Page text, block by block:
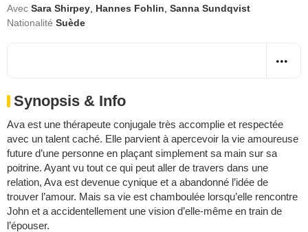
Avec Sara Shirpey Hannes Fohlin Sanna Sundqvist
Nationalité Suède
Synopsis & Info
Ava est une thérapeute conjugale très accomplie et respectée
avec un talent caché. Elle parvient à apercevoir la vie amoureuse
future d’une personne en plaçant simplement sa main sur sa
poitrine. Ayant vu tout ce qui peut aller de travers dans une
relation, Ava est devenue cynique et a abandonné l’idée de
trouver l’amour. Mais sa vie est chamboulée lorsqu’elle rencontre
John et a accidentellement une vision d’elle-même en train de
l’épouser.